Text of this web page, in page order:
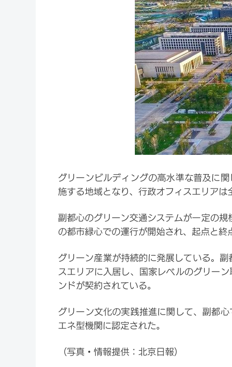
グリーンビルディングの高水準な普及に
施する地域となり、行政オフィスエリア
副都心のグリーン交通システムが一定の
の都市緑心での運行が開始され、起点と
グリーン産業が持続的に発展している。
スエリアに入居し、国家レベルのグリー
ンドが契約されている。
グリーン文化の実践推進に関して、副都
エネ型機関に認定された。
（写真・情報提供：北京日報）